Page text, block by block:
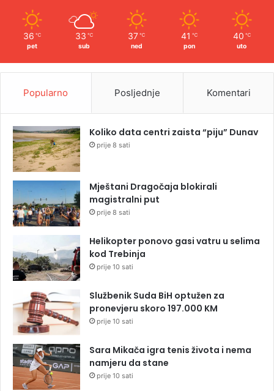
36 ℃
pet
33 ℃
sub
37 ℃
ned
41 ℃
pon
40 ℃
uto
Popularno Posljednje Komentari
Koliko data centri zaista “piju” Dunav
prije 8 sati
Mještani Dragočaja blokirali
magistralni put
prije 8 sati
Helikopter ponovo gasi vatru u selima
kod Trebinja
prije 10 sati
Službenik Suda BiH optužen za
pronevjeru skoro 197.000 KM
prije 10 sati
Sara Mikača igra tenis života i nema
namjeru da stane
prije 10 sati